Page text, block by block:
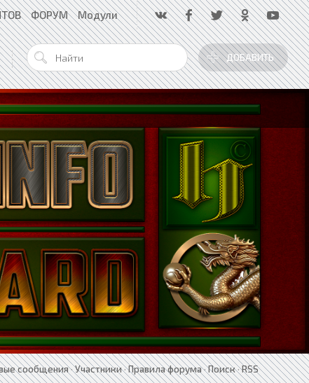
ФОРУМ Модули
ДОБАВИТЬ
сообщения·Участники·Правила форума·Поиск·RSS